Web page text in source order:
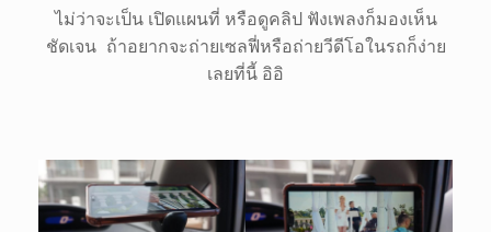
ไม่ว่าจะเป็น เปิดแผนที่ หรือดูคลิป ฟังเพลงก็มองเห็น
ชัดเจน ถ้าอยากจะถ่ายเซลฟี่หรือถ่ายวีดีโอในรถก็ง่าย
เลยที่นี้ อิอิ